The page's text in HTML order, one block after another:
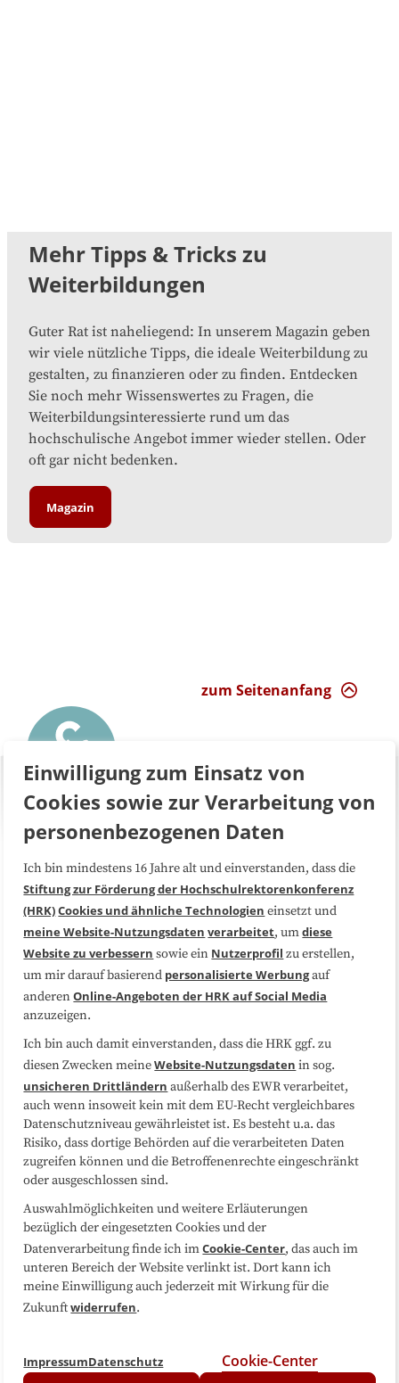
Mehr Tipps & Tricks zu
Weiterbildungen
Guter Rat ist naheliegend: In unserem Magazin geben
wir viele nützliche Tipps, die ideale Weiterbildung zu
gestalten, zu finanzieren oder zu finden. Entdecken
Sie noch mehr Wissenswertes zu Fragen, die
Weiterbildungsinteressierte rund um das
hochschulische Angebot immer wieder stellen. Oder
oft gar nicht bedenken.
Magazin
zum Seitenanfang
Über uns FAQ
Medienarbeit Kooperationen
Datenschutzerklärung Impressum
Sitemap
Folgen Sie uns
Einwilligung zum Einsatz von
Cookies sowie zur Verarbeitung von
personenbezogenen Daten
Ich bin mindestens 16 Jahre alt und einverstanden, dass die
Stiftung zur Förderung der Hochschulrektorenkonferenz
(HRK)Cookies und ähnliche Technologien einsetzt und
meine Website-Nutzungsdaten verarbeitet, umdiese
Website zu verbessern sowie ein Nutzerprofil zu erstellen,
um mir darauf basierend personalisierte Werbungauf
anderenOnline-Angeboten der HRK auf Social Media
anzuzeigen.
Ich bin auch damit einverstanden, dass die HRK ggf. zu
diesen Zwecken meineWebsite-Nutzungsdaten in sog.
unsicheren Drittländern außerhalb des EWR verarbeitet,
auch wenn insoweit kein mit dem EU-Recht vergleichbares
Datenschutzniveau gewährleistet ist. Es besteht u.a. das
Risiko, dass dortige Behörden auf die verarbeiteten Daten
zugreifen können und die Betroffenenrechte eingeschränkt
oder ausgeschlossen sind.
Auswahlmöglichkeiten und weitere Erläuterungen
bezüglich der eingesetzten Cookies und der
Datenverarbeitung finde ich imCookie-Center, das auch im
unteren Bereich der Website verlinkt ist. Dort kann ich
meine Einwilligung auch jederzeit mit Wirkung für die
Zukunftwiderrufen.
ImpressumDatenschutz Cookie-Center